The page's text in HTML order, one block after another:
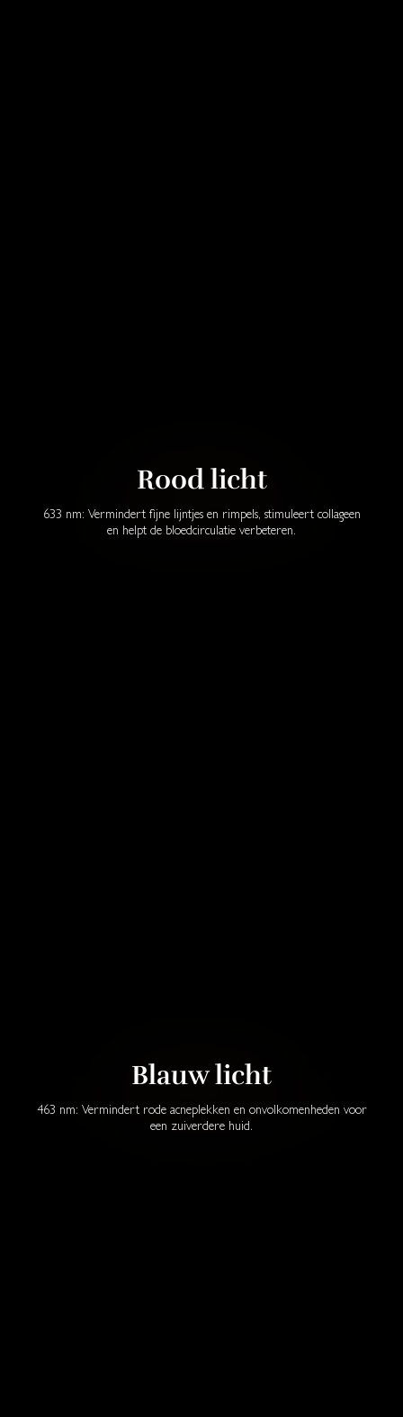
Rood licht
633 nm: Vermindert fijne lijntjes en rimpels, stimuleert collageen
en helpt de bloedcirculatie verbeteren.
Blauw licht
463 nm: Vermindert rode acneplekken en onvolkomenheden voor
een zuiverdere huid.